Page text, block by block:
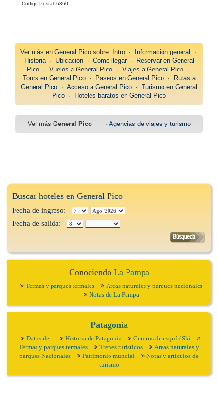
Codigo Postal: 6360
Ver más en General Picosobre Intro∙ Información general ∙
Historia∙ Ubicación∙ Como llegar∙
Reservar en General
Pico ∙ Vuelos a General Pico ∙ Viajes a General Pico ∙
Tours en General Pico∙ Paseos en General Pico∙
Rutas a
General Pico ∙ Acceso a General Pico ∙ Turismo en General
Pico ∙ Hoteles baratos en General Pico
Ver más General Pico· Agencias de viajes y turismo
Buscar hoteles en General Pico
Fecha de ingreso:
Fecha de salida:
Conociendo La Pampa
Termas y parques termales
Areas naturales y parques nacionales
Notas de La Pampa
Patagonia
Datos de .. Historia de Patagonia
Centros de esquí / Ski
Termas y parques termales
Trenes turísticos
Areas naturales y
parques Nacionales
Patrimonio mundial
Notas y artículos de
turismo